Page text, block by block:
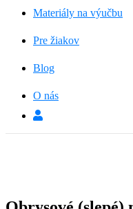
Materiály na výučbu
Pre žiakov
Blog
O nás